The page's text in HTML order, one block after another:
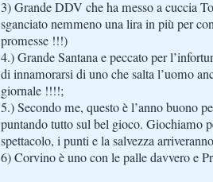
3) Grande DDV che ha messo a cuccia
sganciato nemmeno una lira in più per
promesse !!!)
4.) Grande Santana e peccato per
di innamorarsi di uno che salta l’uomo
giornale !!!!;
5.) Secondo me, questo è l’anno buono
puntando tutto sul bel gioco. Giochiamo
spettacolo, i punti e la salvezza
6) Corvino è uno con le palle davvero e